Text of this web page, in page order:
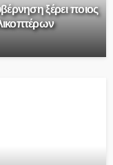
ξέρει ποιος